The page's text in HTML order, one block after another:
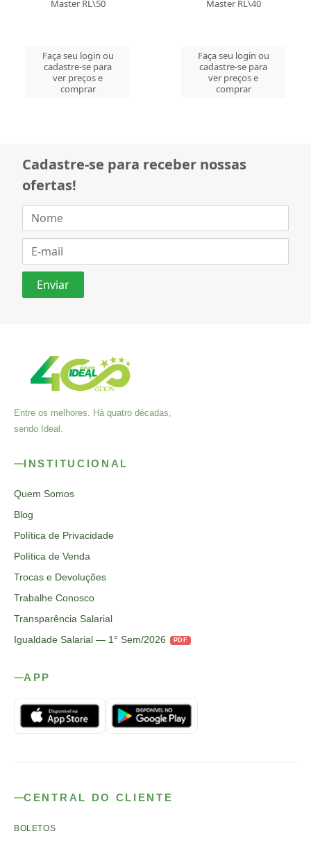
Master RL\50
Faça seu login ou
cadastre-se para
ver preços e
comprar
Master RL\40
Faça seu login ou
cadastre-se para
ver preços e
comprar
Cadastre-se para receber nossas
ofertas!
Entre os melhores. Há quatro décadas,
sendo Ideal.
INSTITUCIONAL
Quem Somos
Blog
Política de Privacidade
Política de Venda
Trocas e Devoluções
Trabalhe Conosco
Transparência Salarial
Igualdade Salarial — 1° Sem/2026
PDF
APP
CENTRAL DO CLIENTE
BOLETOS